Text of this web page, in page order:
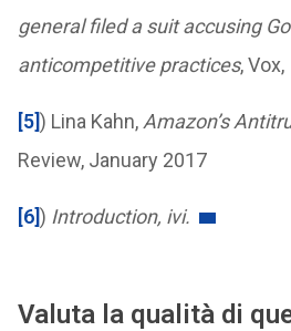
general filed a suit accusing
anticompetitive practices,
[5]) Lina Kahn, Amazon’s
Review, January 2017
[6]) Introduction, ivi.
Valuta la qualità di